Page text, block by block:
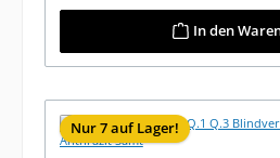
In den
Nur 7 auf Lager!